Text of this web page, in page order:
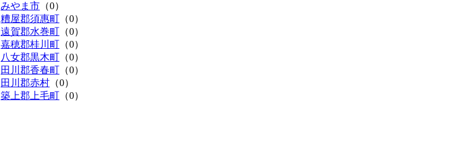
みやま市 （0）
糟屋郡須惠町 （0）
遠賀郡水巻町 （0）
嘉穂郡桂川町 （0）
八女郡黒木町 （0）
田川郡香春町 （0）
田川郡赤村 （0）
築上郡上毛町 （0）